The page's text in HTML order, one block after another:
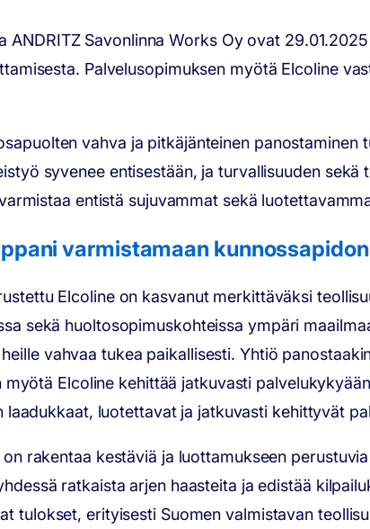
ANDRITZ Savonlinna Works Oy ovat
Palvelusopimuksen myötä Elcoline
vahva ja pitkäjänteinen
syvenee entisestään, ja turvallisuuden
entistä sujuvammat sekä
varmistamaan
Elcoline on kasvanut merkittäväksi
sekä huoltosopimuskohteissa ympäri
vahvaa tukea paikallisesti. Yhtiö
myötä Elcoline kehittää jatkuvasti
laadukkaat, luotettavat ja jatkuvasti kehittyvät
rakentaa kestäviä ja luottamukseen
ratkaista arjen haasteita ja edistää
tulokset, erityisesti Suomen valmistavan